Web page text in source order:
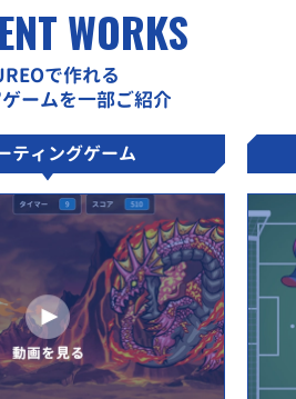
WORKS
で作れる
ームを一部ご紹介
ティングゲーム